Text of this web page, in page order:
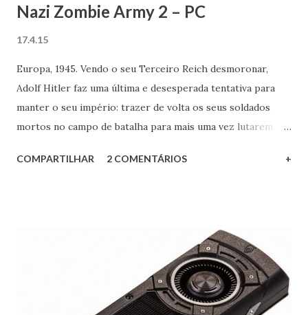
Nazi Zombie Army 2 – PC
17.4.15
Europa, 1945. Vendo o seu Terceiro Reich desmoronar,
Adolf Hitler faz uma última e desesperada tentativa para
manter o seu império: trazer de volta os seus soldados
mortos no campo de batalha para mais uma vez lutarem
exército de zumbis. Mas algo acaba dando errado e os
postagem da série Games que eu jogo. Confira aqui!
COMPARTILHAR 2 COMENTÁRIOS +